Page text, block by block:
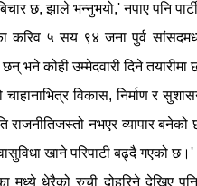
छ, झाले भन्नुभयो,' नपाए पनि
५ सय ९४ जना पुर्व
छन् भने कोही उम्मेदवारी दिने तयारीमा
विकास, निर्माण र
राजनीतिजस्तो नभएर व्यापार
खाने परिपाटी बढ्दै गएको छ।'
धेरैको रुची दोहरिने देखिए